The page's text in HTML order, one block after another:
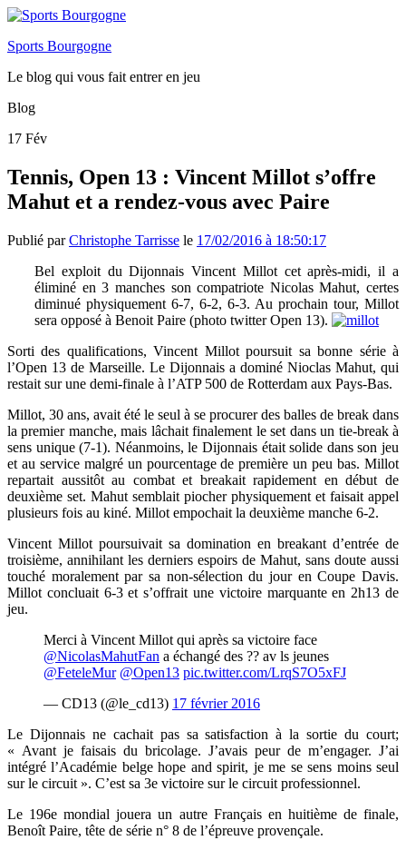
Sports Bourgogne
Le blog qui vous fait entrer en jeu
Blog
17 Fév
Tennis, Open 13 : Vincent Millot s’offre
Mahut et a rendez-vous avec Paire
Publié parChristophe Tarrisse le 17/02/2016 à 18:50:17
Bel exploit du Dijonnais Vincent Millot cet après-midi, il a
éliminé en 3 manches son compatriote Nicolas Mahut, certes
diminué physiquement 6-7, 6-2, 6-3. Au prochain tour, Millot
sera opposé à Benoit Paire (photo twitter Open 13).
Sorti des qualifications, Vincent Millot poursuit sa bonne série à
l’Open 13 de Marseille. Le Dijonnais a dominé Nioclas Mahut, qui
restait sur une demi-finale à l’ATP 500 de Rotterdam aux Pays-Bas.
Millot, 30 ans, avait été le seul à se procurer des balles de break dans
la premier manche, mais lâchait finalement le set dans un tie-break à
sens unique (7-1). Néanmoins, le Dijonnais était solide dans son jeu
et au service malgré un pourcentage de première un peu bas. Millot
repartait aussitôt au combat et breakait rapidement en début de
deuxième set. Mahut semblait piocher physiquement et faisait appel
plusieurs fois au kiné. Millot empochait la deuxième manche 6-2.
Vincent Millot poursuivait sa domination en breakant d’entrée de
troisième, annihilant les derniers espoirs de Mahut, sans doute aussi
touché moralement par sa non-sélection du jour en Coupe Davis.
Millot concluait 6-3 et s’offrait une victoire marquante en 2h13 de
jeu.
Merci à Vincent Millot qui après sa victoire face
@NicolasMahutFan a échangé des ?? av ls jeunes
@FeteleMur @Open13 pic.twitter.com/LrqS7O5xFJ
— CD13 (@le_cd13) 17 février 2016
Le Dijonnais ne cachait pas sa satisfaction à la sortie du court;
« Avant je faisais du bricolage. J’avais peur de m’engager. J’ai
intégré l’Académie belge hope and spirit, je me se sens moins seul
sur le circuit ». C’est sa 3e victoire sur le circuit professionnel.
Le 196e mondial jouera un autre Français en huitième de finale,
Benoît Paire, tête de série n° 8 de l’épreuve provençale.